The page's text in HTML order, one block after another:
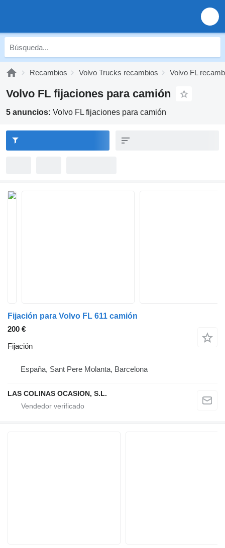
Recambios Volvo Trucks recambios Volvo FL
Volvo FL fijaciones para camión
5 anuncios: Volvo FL fijaciones para camión
Fijación para Volvo FL 611 camión
200 €
Fijación
España, Sant Pere Molanta, Barcelona
LAS COLINAS OCASION, S.L.